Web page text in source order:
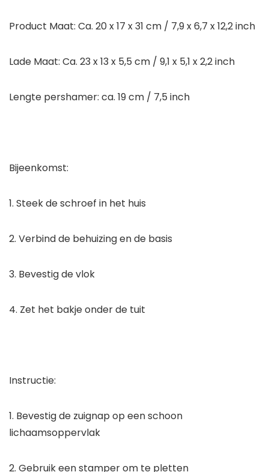
Product Maat: Ca. 20 x 17 x 31 cm / 7,9 x 6,7 x 12,2 inch
Lade Maat: Ca. 23 x 13 x 5,5 cm / 9,1 x 5,1 x 2,2 inch
Lengte pershamer: ca. 19 cm / 7,5 inch
Bijeenkomst:
1. Steek de schroef in het huis
2. Verbind de behuizing en de basis
3. Bevestig de vlok
4. Zet het bakje onder de tuit
Instructie:
1. Bevestig de zuignap op een schoon
lichaamsoppervlak
2. Gebruik een stamper om te pletten